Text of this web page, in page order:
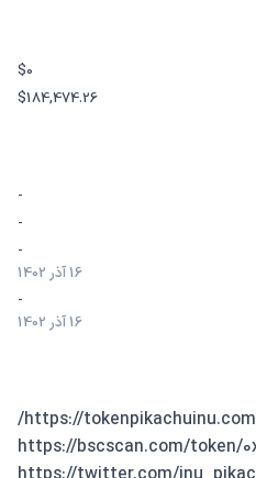
$0
$184,474.26
-
-
-
16 آذر 1402
-
16 آذر 1402
https://tokenpikachuinu.com/